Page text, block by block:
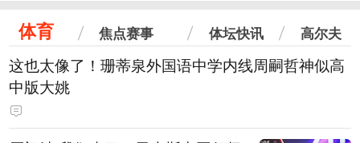
体育 焦点赛事 体坛快讯 高尔夫
这也太像了！珊蒂泉外国语中学内线周嗣哲神似高
中版大姚